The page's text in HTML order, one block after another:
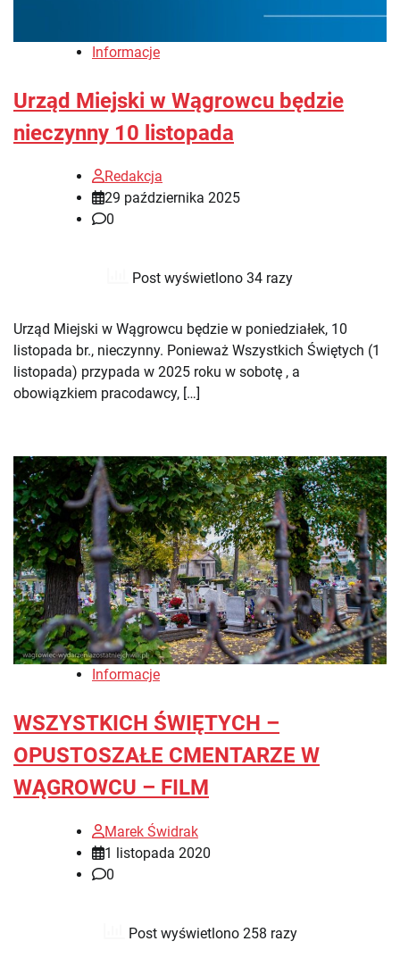
Informacje
Urząd Miejski w Wągrowcu będzie
nieczynny 10 listopada
Redakcja
29 października 2025
0
Post wyświetlono 34 razy
Urząd Miejski w Wągrowcu będzie w poniedziałek, 10
listopada br., nieczynny. Ponieważ Wszystkich Świętych (1
listopada) przypada w 2025 roku w sobotę , a
obowiązkiem pracodawcy, […]
Informacje
WSZYSTKICH ŚWIĘTYCH –
OPUSTOSZAŁE CMENTARZE W
WĄGROWCU – FILM
Marek Świdrak
1 listopada 2020
0
Post wyświetlono 258 razy